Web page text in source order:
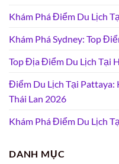
Khám Phá Điểm Du Lịch
Khám Phá Sydney: Top
Top Địa Điểm Du Lịch Tại
Điểm Du Lịch Tại
Thái Lan 2026
Khám Phá Điểm Du Lịch
DANH MỤC